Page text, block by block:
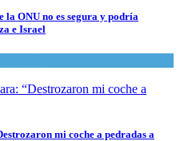
ONU no es segura y podría
e Israel
mi coche a pedradas a